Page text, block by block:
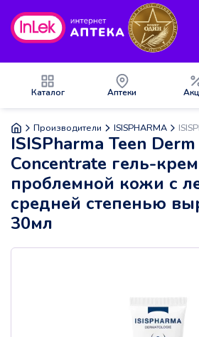
Каталог Аптеки
Производители ISISPHARMA
ISISPharma Teen
Concentrate гель-
проблемной кожи с
средней степенью
30мл